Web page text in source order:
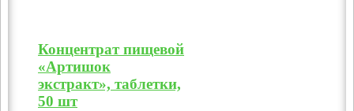
Концентрат пищевой
«Артишок
экстракт», таблетки,
50 шт